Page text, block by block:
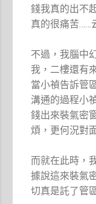
錢我真的出不
真的很痛苦……
不過，我腦中
我，二樓還有
當小禎告訴管
溝通的過程小
錢出來裝氣密
煩，更何況對
而就在此時，
據說這來裝氣
切真是託了管